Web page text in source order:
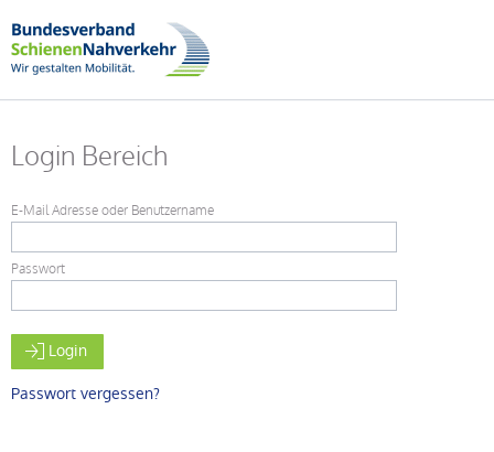
Login Bereich
E-Mail Adresse oder Benutzername
Passwort
Login
Passwort vergessen?